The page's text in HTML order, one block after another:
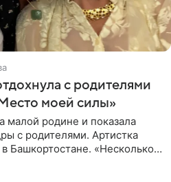
с родителями
моей силы»
малой родине и показала
с родителями. Артистка
Башкортостане. «Несколько